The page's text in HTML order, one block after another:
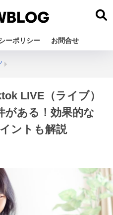
ーポリシー お問合せ
LIVE（ライブ）
がある！効果的な
ントも解説